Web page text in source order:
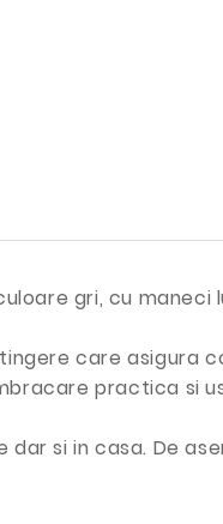
gri, cu maneci
care asigura
practica si
si in casa. De